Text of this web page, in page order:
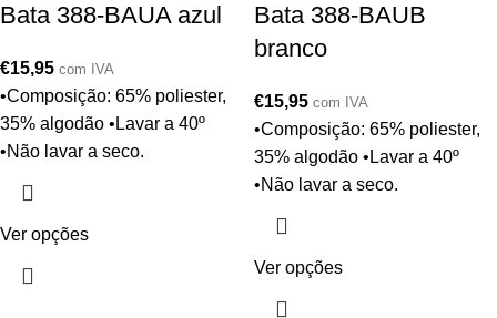
Bata 388-BAUA azul
€15,95 com IVA
•Composição: 65% poliester,
35% algodão •Lavar a 40º
•Não lavar a seco.
Ver opções
Bata 388-BAUB
branco
€15,95 com IVA
•Composição: 65% poliester,
35% algodão •Lavar a 40º
•Não lavar a seco.
Ver opções